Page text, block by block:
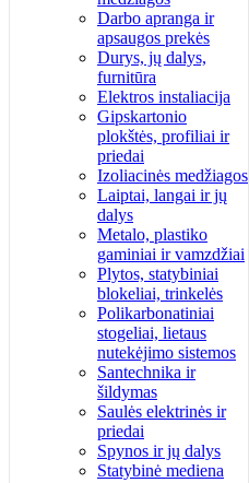
Darbo apranga ir
apsaugos prekės
Durys, jų dalys,
furnitūra
Elektros instaliacija
Gipskartonio
plokštės, profiliai ir
priedai
Izoliacinės medžiagos
Laiptai, langai ir jų
dalys
Metalo, plastiko
gaminiai ir vamzdžiai
Plytos, statybiniai
blokeliai, trinkelės
Polikarbonatiniai
stogeliai, lietaus
nutekėjimo sistemos
Santechnika ir
šildymas
Saulės elektrinės ir
priedai
Spynos ir jų dalys
Statybinė mediena